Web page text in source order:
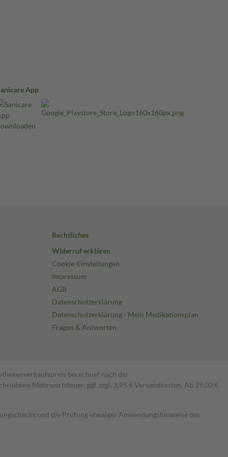
App
Rechtliches
Widerruf erklären
Cookie-Einstellungen
Impressum
AGB
Datenschutzerklärung
Datenschutzerklärung - Mein Medikationsplan
Fragen & Antworten
berechnet nach der
Mehrwertsteuer, ggf. zzgl. 3,95 € Versandkosten. Ab 29,00 €
und die Prüfung etwaiger Anwendungshinweise des